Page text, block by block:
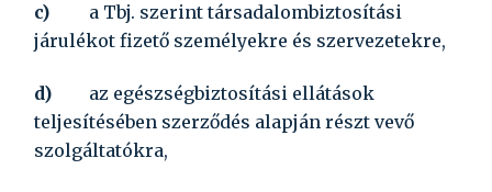
c)
a Tbj. szerint társadalombiztosítási
járulékot fizető személyekre és szervezetekre,
d)
az egészségbiztosítási ellátások
teljesítésében szerződés alapján részt vevő
szolgáltatókra,